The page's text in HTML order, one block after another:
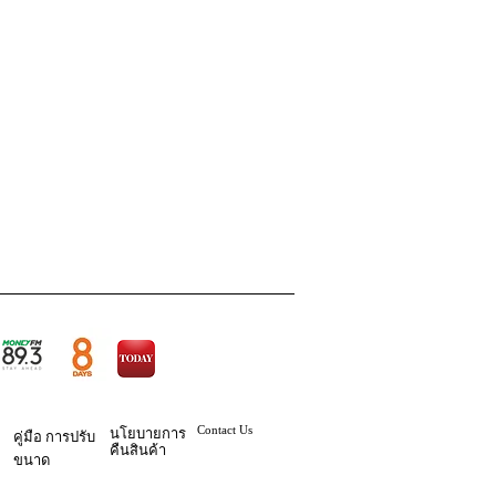
คู่มือ การปรับ
ขนาด
นโยบายการ
คืนสินค้า
Contact Us